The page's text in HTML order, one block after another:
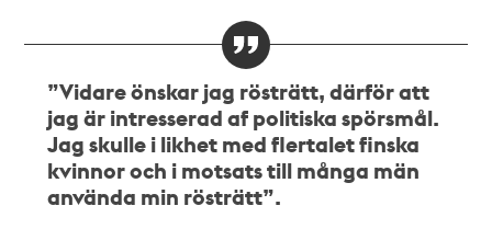
”Vidare önskar jag rösträtt, därför att
jag är intresserad af politiska spörsmål.
Jag skulle i likhet med flertalet finska
kvinnor och i motsats till många män
använda min rösträtt”.